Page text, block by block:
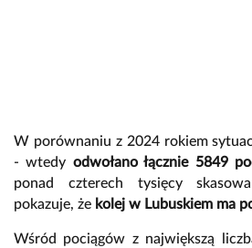
W porównaniu z 2024 rokiem
- wtedy odwołano łącznie 5849
ponad czterech tysięcy
pokazuje, że kolej w Lubuskiem ma
Wśród pociągów z największą